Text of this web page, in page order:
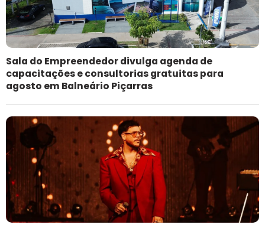
Sala do Empreendedor divulga agenda de
capacitações e consultorias gratuitas para
agosto em Balneário Piçarras